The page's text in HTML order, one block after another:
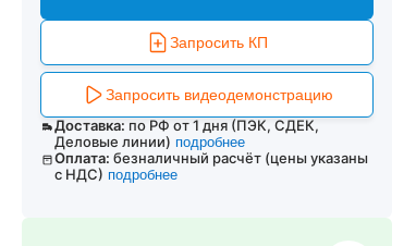
Запросить КП
Запросить видеодемонстрацию
Доставка: по РФ от 1 дня (ПЭК, СДЕК,
Деловые линии) подробнее
Оплата: безналичный расчёт (цены указаны
с НДС) подробнее